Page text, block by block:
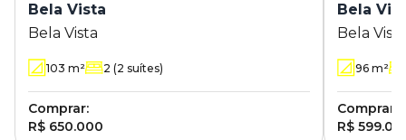
Bela Vista
Bela Vista
103 m² 2 (2 suítes)
Comprar:
R$ 650.000
Bela
Bela
96 m²
Comprar:
R$